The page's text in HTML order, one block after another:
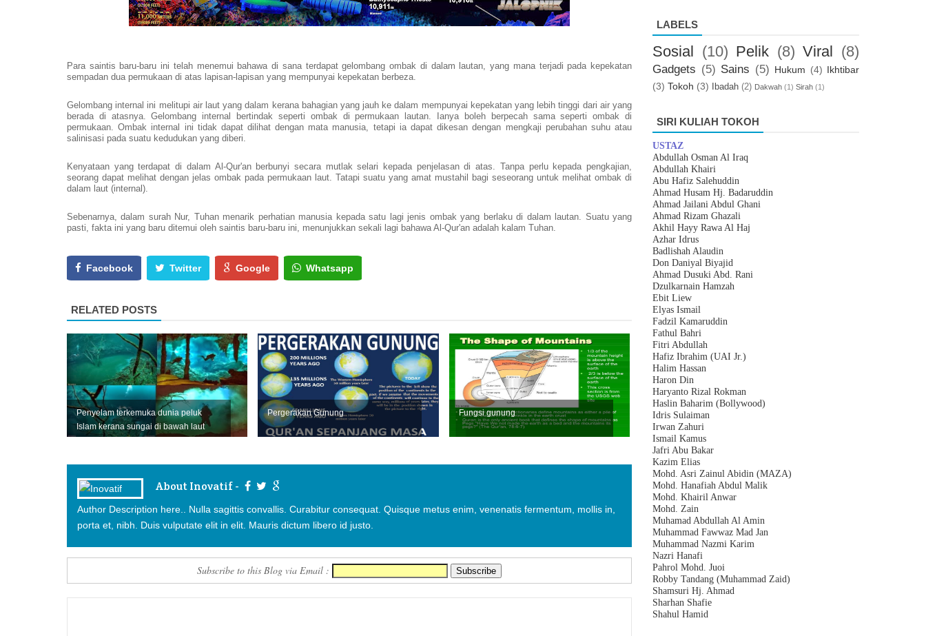
Para saintis baru-baru ini telah menemui bahawa di sana terdapat gelombang ombak di dalam lautan, yang mana terjadi pada kepekatan
sempadan dua permukaan di atas lapisan-lapisan yang mempunyai kepekatan berbeza.
Gelombang internal ini melitupi air laut yang dalam kerana bahagian yang jauh ke dalam mempunyai kepekatan yang lebih tinggi dari air yang
berada di atasnya. Gelombang internal bertindak seperti ombak di permukaan lautan. Ianya boleh berpecah sama seperti ombak di
permukaan. Ombak internal ini tidak dapat dilihat dengan mata manusia, tetapi ia dapat dikesan dengan mengkaji perubahan suhu atau
salinisasi pada suatu kedudukan yang diberi.
Kenyataan yang terdapat di dalam Al-Qur'an berbunyi secara mutlak selari kepada penjelasan di atas. Tanpa perlu kepada pengkajian,
seorang dapat melihat dengan jelas ombak pada permukaan laut. Tatapi suatu yang amat mustahil bagi seseorang untuk melihat ombak di
dalam laut (internal).
Sebenarnya, dalam surah Nur, Tuhan menarik perhatian manusia kepada satu lagi jenis ombak yang berlaku di dalam lautan. Suatu yang
pasti, fakta ini yang baru ditemui oleh saintis baru-baru ini, menunjukkan sekali lagi bahawa Al-Qur'an adalah kalam Tuhan.
Facebook Twitter Google Whatsapp
RELATED POSTS
Penyelam terkemuka dunia peluk
Islam kerana sungai di bawah laut
Pergerakan Gunung Fungsi gunung
About Inovatif -
Author Description here.. Nulla sagittis convallis. Curabitur consequat. Quisque metus enim, venenatis fermentum, mollis in,
porta et, nibh. Duis vulputate elit in elit. Mauris dictum libero id justo.
Subscribe to this Blog via Email :
LABELS
Sosial (10) Pelik (8) Viral (8)
Gadgets (5) Sains (5) Hukum (4) Ikhtibar
(3) Tokoh (3) Ibadah (2) Dakwah (1) Sirah (1)
SIRI KULIAH TOKOH
USTAZ
Abdullah Osman Al Iraq
Abdullah Khairi
Abu Hafiz Salehuddin
Ahmad Husam Hj. Badaruddin
Ahmad Jailani Abdul Ghani
Ahmad Rizam Ghazali
Akhil Hayy Rawa Al Haj
Azhar Idrus
Badlishah Alaudin
Don Daniyal Biyajid
Ahmad Dusuki Abd. Rani
Dzulkarnain Hamzah
Ebit Liew
Elyas Ismail
Fadzil Kamaruddin
Fathul Bahri
Fitri Abdullah
Hafiz Ibrahim (UAI Jr.)
Halim Hassan
Haron Din
Haryanto Rizal Rokman
Haslin Baharim (Bollywood)
Idris Sulaiman
Irwan Zahuri
Ismail Kamus
Jafri Abu Bakar
Kazim Elias
Mohd. Asri Zainul Abidin (MAZA)
Mohd. Hanafiah Abdul Malik
Mohd. Khairil Anwar
Mohd. Zain
Muhamad Abdullah Al Amin
Muhammad Fawwaz Mad Jan
Muhammad Nazmi Karim
Nazri Hanafi
Pahrol Mohd. Juoi
Robby Tandang (Muhammad Zaid)
Shamsuri Hj. Ahmad
Sharhan Shafie
Shahul Hamid